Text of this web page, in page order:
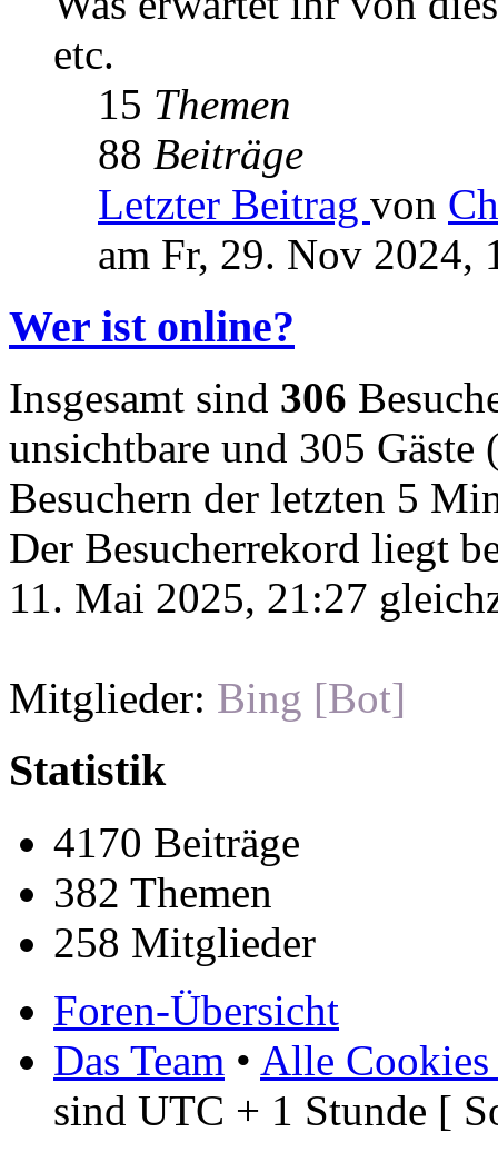
etc.
15 Themen
88 Beiträge
Letzter Beitrag von
am Fr, 29. Nov 2024,
Wer ist online?
Insgesamt sind 306
unsichtbare und 305 Gäste
Besuchern der letzten 5
Der Besucherrekord liegt
11. Mai 2025, 21:27
Mitglieder: Bing [Bot]
Statistik
4170 Beiträge
382 Themen
258 Mitglieder
Foren-Übersicht
Das Team • Alle Cookies
sind UTC + 1 Stunde [